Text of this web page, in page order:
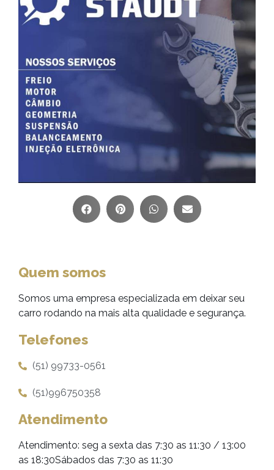
Quem somos
Somos uma empresa especializada em deixar seu
carro rodando na mais alta qualidade e segurança.
Telefones
(51) 99733-0561
(51)996750358
Atendimento
Atendimento: seg a sexta das 7:30 as 11:30 / 13:00
as 18:30Sábados das 7:30 as 11:30